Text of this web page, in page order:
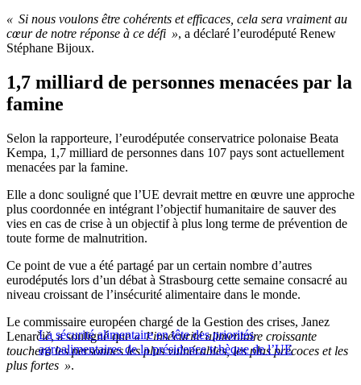
« Si nous voulons être cohérents et efficaces, cela sera vraiment au
cœur de notre réponse à ce défi », a déclaré l’eurodéputé Renew
Stéphane Bijoux.
1,7 milliard de personnes menacées par la
famine
Selon la rapporteure, l’eurodéputée conservatrice polonaise Beata
Kempa, 1,7 milliard de personnes dans 107 pays sont actuellement
menacées par la famine.
Elle a donc souligné que l’UE devrait mettre en œuvre une approche
plus coordonnée en intégrant l’objectif humanitaire de sauver des
vies en cas de crise à un objectif à plus long terme de prévention de
toute forme de malnutrition.
Ce point de vue a été partagé par un certain nombre d’autres
eurodéputés lors d’un débat à Strasbourg cette semaine consacré au
niveau croissant de l’insécurité alimentaire dans le monde.
La sécurité alimentaire en tête des priorités
agroalimentaires de la présidence tchèque de l’UE
Le commissaire européen chargé de la Gestion des crises, Janez
Lenarčič, a souligné que« l’insécurité alimentaire croissante
touchera les personnes les plus vulnérables, les plus précoces et les
plus fortes ».